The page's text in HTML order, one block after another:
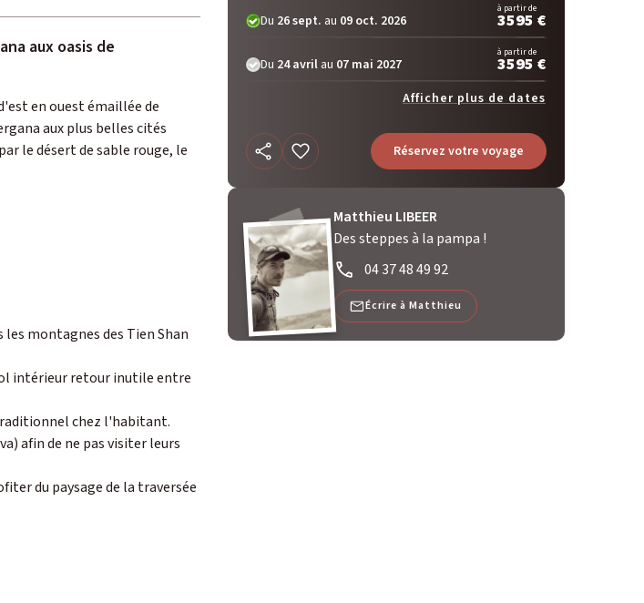
aux oasis de
en ouest émaillée de
aux plus belles cités
le désert de sable rouge, le
montagnes des Tien Shan
intérieur retour inutile entre
chez l'habitant.
afin de ne pas visiter leurs
du paysage de la traversée
Du 26 sept. au 09 oct. 2026
à partir de
3595 €
Du 24 avril au 07 mai 2027
à partir de
3595 €
Afficher plus de dates
Réservez votre voyage
Matthieu LIBEER
Des steppes à la pampa !
04 37 48 49 92
Écrire à Matthieu